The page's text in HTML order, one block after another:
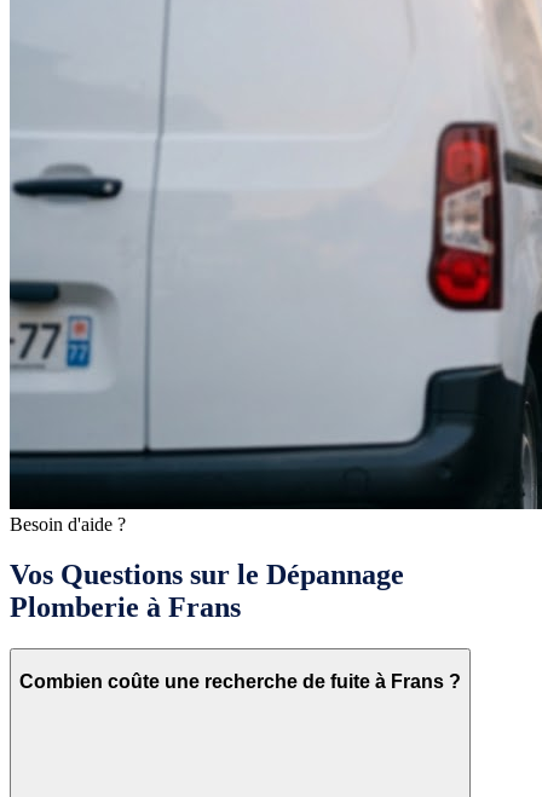
Besoin d'aide ?
Vos Questions sur le Dépannage
Plomberie à Frans
Combien coûte une recherche de fuite à Frans ?